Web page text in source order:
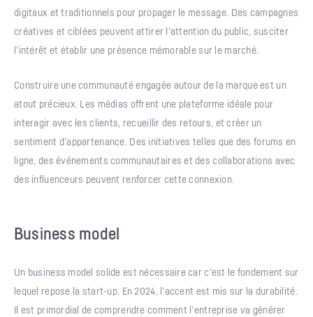
digitaux et traditionnels pour propager le message. Des campagnes
créatives et ciblées peuvent attirer l’attention du public, susciter
l’intérêt et établir une présence mémorable sur le marché.
Construire une communauté engagée autour de la marque est un
atout précieux. Les médias offrent une plateforme idéale pour
interagir avec les clients, recueillir des retours, et créer un
sentiment d’appartenance. Des initiatives telles que des forums en
ligne, des événements communautaires et des collaborations avec
des influenceurs peuvent renforcer cette connexion.
Business model
Un business model solide est nécessaire car c’est le fondement sur
lequel repose la start-up. En 2024, l’accent est mis sur la durabilité.
Il est primordial de comprendre comment l’entreprise va générer